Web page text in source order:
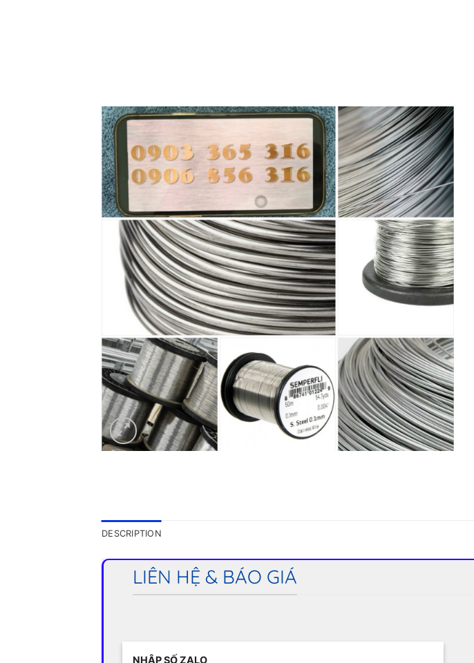
DESCRIPTION
LIÊN HỆ & BÁO GIÁ
NHẬP SỐ ZALO